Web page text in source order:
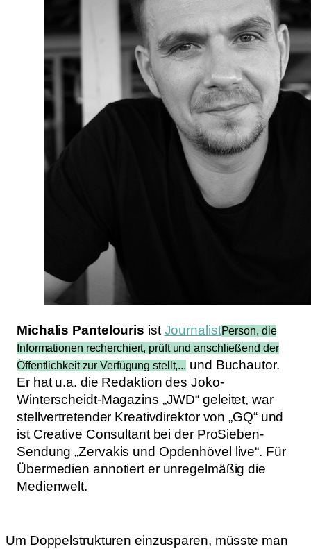
Michalis Pantelouris istJournalistPerson, die
Informationen recherchiert, prüft und anschließend der
Öffentlichkeit zur Verfügung stellt,... und Buchautor.
Er hat u.a. die Redaktion des Joko-
Winterscheidt-Magazins „JWD“ geleitet, war
stellvertretender Kreativ­direktor von „GQ“ und
ist Creative Consultant bei der ProSieben-
Sendung „Zervakis und Opdenhövel live“. Für
Übermedien annotiert er unregelmäßig die
Medienwelt.
Um Doppelstrukturen einzusparen, müsste man